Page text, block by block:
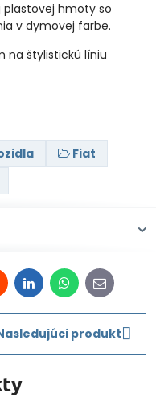
plastovej hmoty so
v dymovej farbe.
na štylistickú líniu
Fiat
LinkedInWhatsApp
E-
mail
produkt